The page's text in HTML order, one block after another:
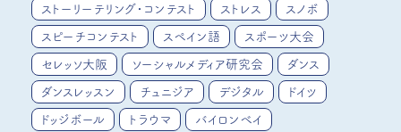
ストーリーテリング・コンテスト ストレス スノボ
スピーチコンテスト スペイン語 スポーツ大会
セレッソ大阪 ソーシャルメディア研究会 ダンス
ダンスレッスン チュニジア デジタル ドイツ
ドッジボール トラウマ バイロンベイ